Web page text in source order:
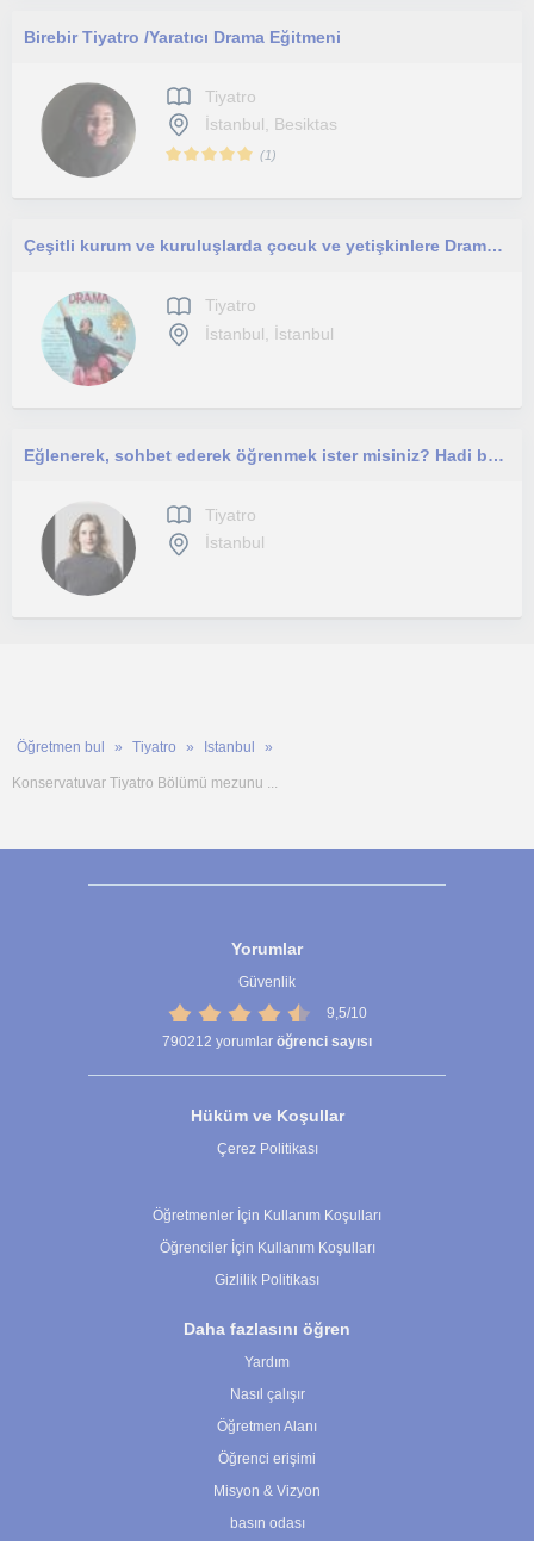
Birebir Tiyatro /Yaratıcı Drama Eğitmeni
Tiyatro
İstanbul, Besiktas
(1)
Çeşitli kurum ve kuruluşlarda çocuk ve yetişkinlere Drama- İngilizce Yaratrıcı Drama dersleri veriyorum.
Tiyatro
İstanbul, İstanbul
Eğlenerek, sohbet ederek öğrenmek ister misiniz? Hadi başlayalım!
Tiyatro
İstanbul
Öğretmen bul Tiyatro Istanbul
Konservatuvar Tiyatro Bölümü mezunu ...
Yorumlar
Güvenlik
9,5/10
790212 yorumlar öğrenci sayısı
Hüküm ve Koşullar
Çerez Politikası
Öğretmenler İçin Kullanım Koşulları
Öğrenciler İçin Kullanım Koşulları
Gizlilik Politikası
Daha fazlasını öğren
Yardım
Nasıl çalışır
Öğretmen Alanı
Öğrenci erişimi
Misyon & Vizyon
basın odası